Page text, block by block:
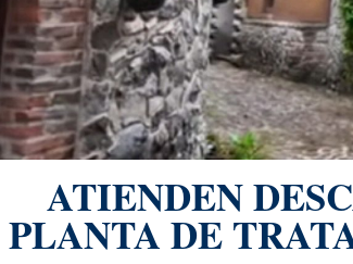
ATIENDEN
PLANTA DE